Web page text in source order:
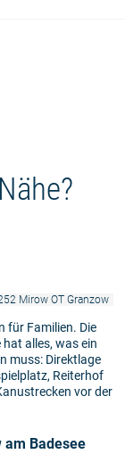
Mirow OT Granzow
für Familien. Die
alles, was ein
muss: Direktlage
Reiterhof
vor der
am Badesee